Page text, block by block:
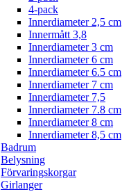
4-pack
Innerdiameter 2,5 cm
Innermått 3,8
Innerdiameter 3 cm
Innerdiameter 6 cm
Innerdiameter 6.5 cm
Innerdiameter 7 cm
Innerdiameter 7,5
Innerdiameter 7.8 cm
Innerdiameter 8 cm
Innerdiameter 8,5 cm
Badrum
Belysning
Förvaringskorgar
Girlanger